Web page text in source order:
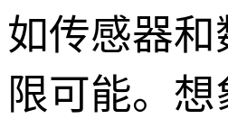
如传感器
限可能。